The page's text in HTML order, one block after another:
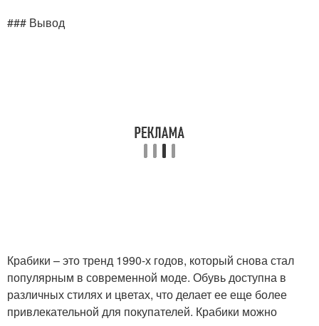
### Вывод
Крабики – это тренд 1990-х годов, который снова стал
популярным в современной моде. Обувь доступна в
различных стилях и цветах, что делает ее еще более
привлекательной для покупателей. Крабики можно